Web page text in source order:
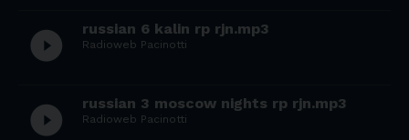
play_circle_filled russian 6 kalin rp rjn.mp3
Radioweb Pacinotti
play_circle_filled russian 3 moscow nights rp rjn.mp3
Radioweb Pacinotti